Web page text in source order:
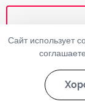
Ответы
вопросы
Сайт использует